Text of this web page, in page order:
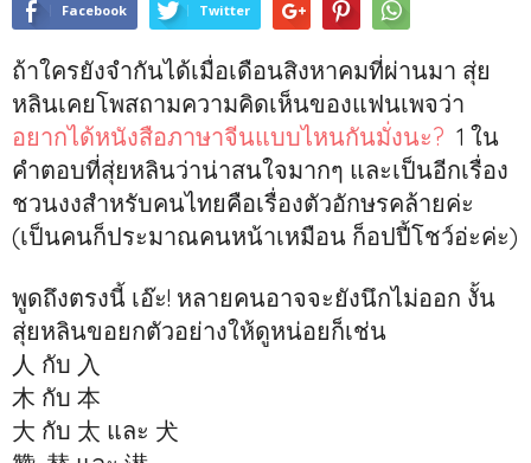
Facebook Twitter
ถ้าใครยังจำกันได้เมื่อเดือนสิงหาคมที่ผ่านมา สุ่ย
หลินเคยโพสถามความคิดเห็นของแฟนเพจว่า
อยากได้หนังสือภาษาจีนแบบไหนกันมั่งนะ? 1 ใน
คำตอบที่สุ่ยหลินว่าน่าสนใจมากๆ และเป็นอีกเรื่อง
ชวนงงสำหรับคนไทยคือเรื่องตัวอักษรคล้ายค่ะ
(เป็นคนก็ประมาณคนหน้าเหมือน ก็อปปี้โชว์อ่ะค่ะ)
พูดถึงตรงนี้ เอ๊ะ! หลายคนอาจจะยังนึกไม่ออก งั้น
สุ่ยหลินขอยกตัวอย่างให้ดูหน่อยก็เช่น
人 กับ 入
木 กับ 本
大 กับ 太 และ 犬